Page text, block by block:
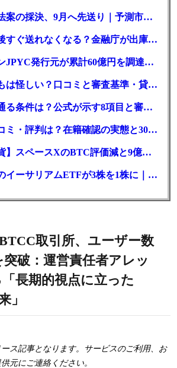
米仮想通貨重要法案の採決、9月へ先送り｜予測市場の成立確率は14%に
仮想通貨は購入後すぐ送れなくなる？金融庁が出庫制限を要請
ステーブルコインJPYC発行元が累計60億円を調達、物流大手も出資参画
消費者金融いつもは怪しい？口コミと審査基準・貸付条件を調査
アローの審査に通る条件は？公式が示す8項目と審査時間
セントラルの口コミ・評判は？在籍確認の実態と30日金利0円の落とし穴
【今日の仮想通貨】スペースXのBTC評価減と9億株の解禁。208億円相当のBTCが盗難
ブラックロックのイーサリアムETFが3株を1株に｜年初来37%安
BTCC取引所、ユーザー数
突破：運営責任者アレッ
長期的視点に立った
」
ス記事となります。サービスのご利用、お
元にご連絡ください。